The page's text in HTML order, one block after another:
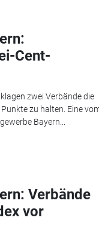
Cent-
zwei Verbände die
zu halten. Eine
Bayern...
Verbände
vor